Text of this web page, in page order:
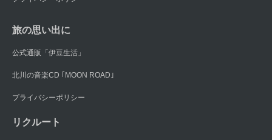
旅の思い出に
公式通販「伊豆生活」
北川の音楽CD ｢MOON ROAD｣
プライバシーポリシー
リクルート